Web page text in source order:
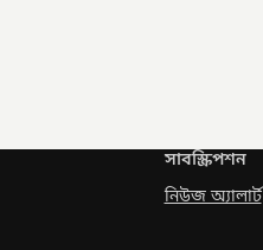
সাবস্ক্রিপশন
নিউজ অ্যালার্ট